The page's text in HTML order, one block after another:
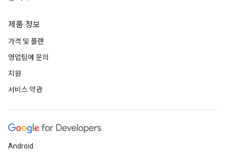
제품 정보
가격 및 플랜
영업팀에 문의
지원
서비스 약관
Android